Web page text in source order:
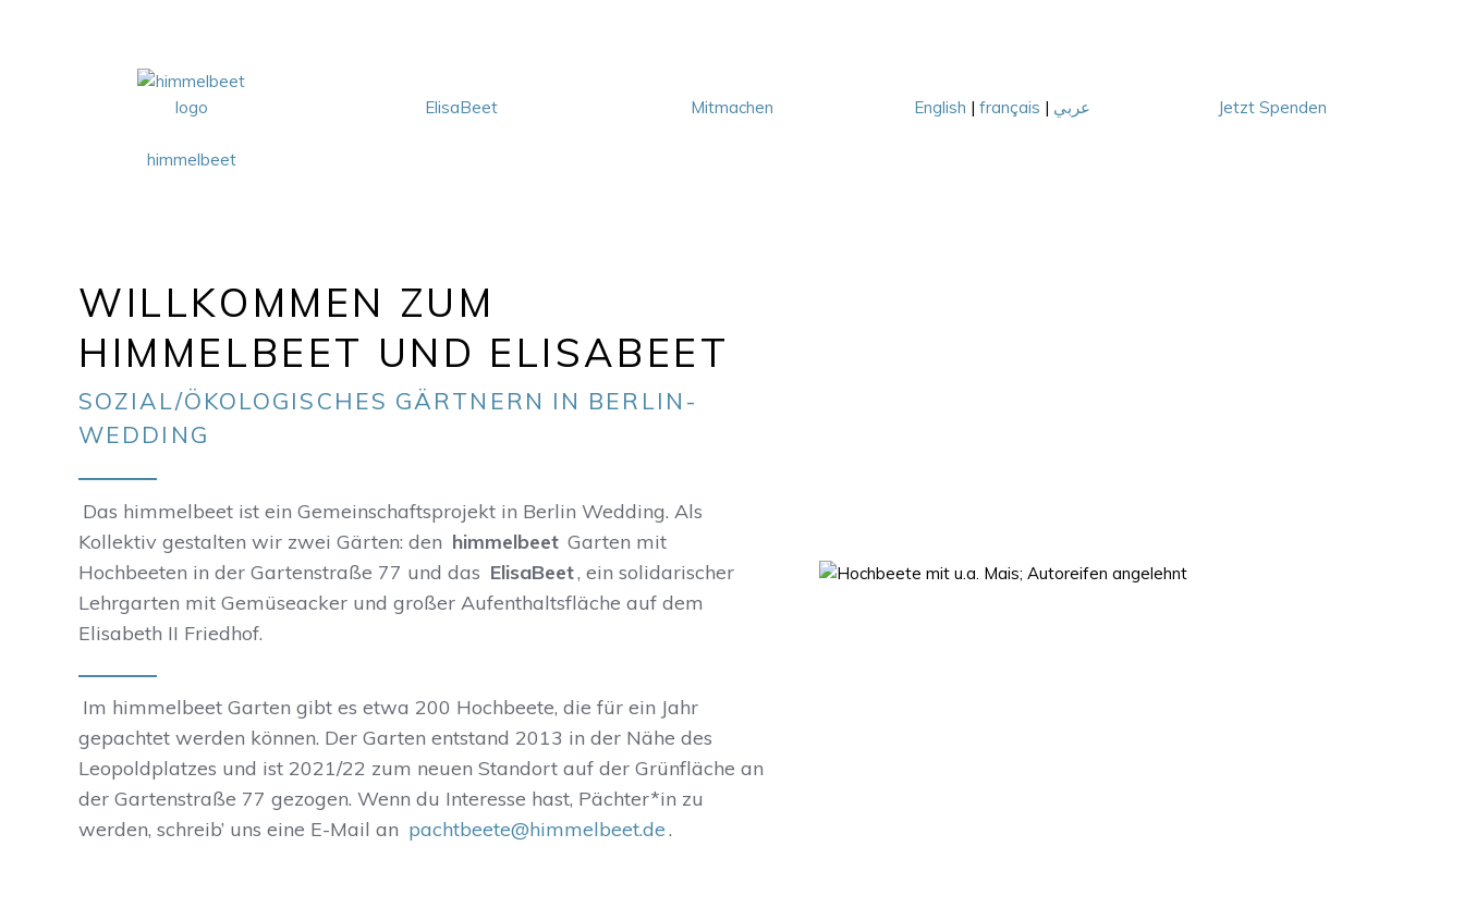
himmelbeet
ElisaBeet Mitmachen English | français | عربي Jetzt Spenden
WILLKOMMEN ZUM
HIMMELBEET UND ELISABEET
SOZIAL/ÖKOLOGISCHES GÄRTNERN IN BERLIN-
WEDDING
Das himmelbeet ist ein Gemeinschaftsprojekt in Berlin Wedding. Als
Kollektiv gestalten wir zwei Gärten: den himmelbeet Garten mit
Hochbeeten in der Gartenstraße 77 und das ElisaBeet, ein solidarischer
Lehrgarten mit Gemüseacker und großer Aufenthaltsfläche auf dem
Elisabeth II Friedhof.
Im himmelbeet Garten gibt es etwa 200 Hochbeete, die für ein Jahr
gepachtet werden können. Der Garten entstand 2013 in der Nähe des
Leopoldplatzes und ist 2021/22 zum neuen Standort auf der Grünfläche an
der Gartenstraße 77 gezogen. Wenn du Interesse hast, Pächter*in zu
werden, schreib’ uns eine E-Mail an pachtbeete@himmelbeet.de.